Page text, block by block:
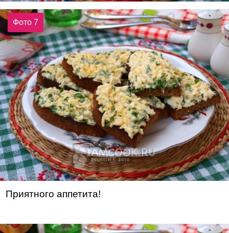
Фото 7
Приятного аппетита!